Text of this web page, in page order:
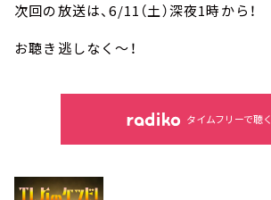
次回の放送は、6/11（土）深夜1時から！
お聴き逃しなく～！
タイムフリーで聴く